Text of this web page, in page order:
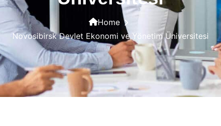
Home
Novosibirsk Devlet Ekonomi ve Yönetim Üniversitesi